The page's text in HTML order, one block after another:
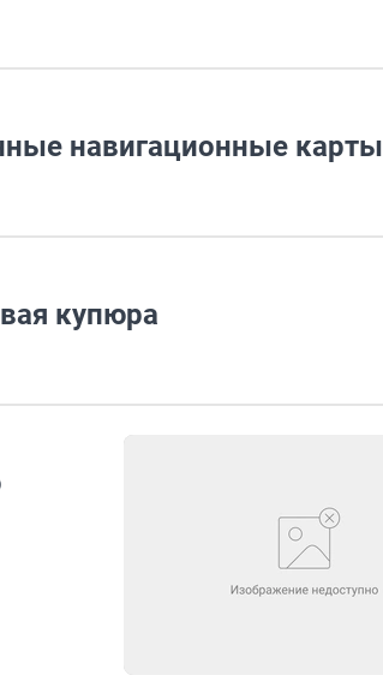
навигационные карты
купюра